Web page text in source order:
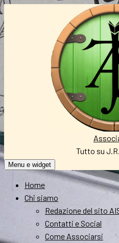
al
contenuto
Tutto su
Menu e widget
Home
Chi siamo
Redazione del sito
Contatti e Social
Come Associarsi